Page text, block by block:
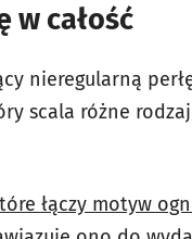
w całość
nieregularną
scala różne
łączy motyw